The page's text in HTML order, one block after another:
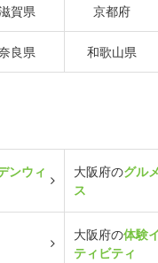
賀県 京都府
良県 和歌山県
ンウィ
大阪府のグル
ス
大阪府の体験
ティビティ